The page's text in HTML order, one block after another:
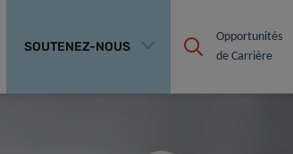
SOUTENEZ-NOUS
Opportunités
de Carrière